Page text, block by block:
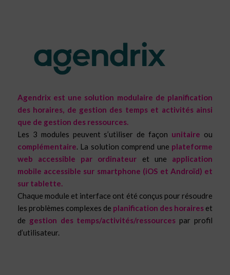
Agendrixest une solution modulaire de planification
des horaires, de gestion des temps et activités ainsi
que de gestion des ressources.
Les 3 modules peuvent s’utiliser de façon unitaire ou
complémentaire. La solution comprend une plateforme
web accessible par ordinateur et une application
mobile accessible sur smartphone (iOS et Androïd) et
sur tablette.
Chaque module et interface ont été conçus pour résoudre
les problèmes complexes de planification des horaires et
de gestion des temps/activités/ressources par profil
d’utilisateur.